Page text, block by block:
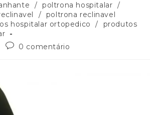
/ poltrona hospitalar /
/ poltrona reclinavel
hospitalar ortopedico /
produtos
0 comentário